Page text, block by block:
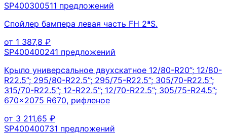
SP400300511 предложений
Спойлер бампера левая часть FH 2ªS.
от 1 387,8 ₽
SP400400241 предложений
Крыло универсальное двухскатное 12/80-R20”; 12/80-
R22.5”; 295/80-R22.5”; 295/75-R22.5”; 305/70-R22.5”;
315/70-R22.5”; 12-R22.5”; 12/70-R22.5”; 305/75-R24.5”;
670x2075 R670, рифленое
от 3 211,65 ₽
SP400400731 предложений